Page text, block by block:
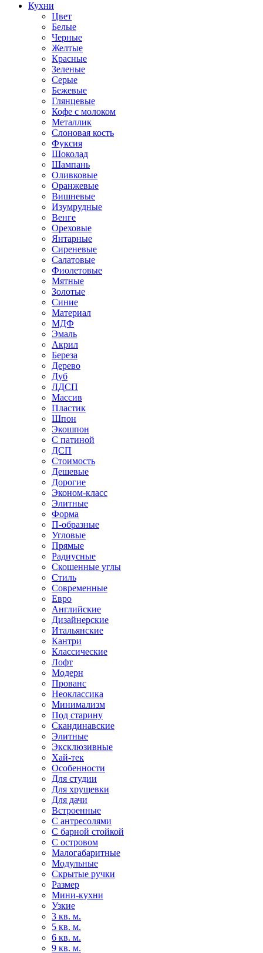
Кухни
Цвет
Белые
Черные
Желтые
Красные
Зеленые
Серые
Бежевые
Глянцевые
Кофе с молоком
Металлик
Слоновая кость
Фуксия
Шоколад
Шампань
Оливковые
Оранжевые
Вишневые
Изумрудные
Венге
Ореховые
Янтарные
Сиреневые
Салатовые
Фиолетовые
Мятные
Золотые
Синие
Материал
МДФ
Эмаль
Акрил
Береза
Дерево
Дуб
ЛДСП
Массив
Пластик
Шпон
Экошпон
С патиной
ДСП
Стоимость
Дешевые
Дорогие
Эконом-класс
Элитные
Форма
П-образные
Угловые
Прямые
Радиусные
Скошенные углы
Стиль
Современные
Евро
Английские
Дизайнерские
Итальянские
Кантри
Классические
Лофт
Модерн
Прованс
Неоклассика
Минимализм
Под старину
Скандинавские
Элитные
Эксклюзивные
Хай-тек
Особенности
Для студии
Для хрущевки
Для дачи
Встроенные
С антресолями
С барной стойкой
С островом
Малогабаритные
Модульные
Скрытые ручки
Размер
Мини-кухни
Узкие
3 кв. м.
5 кв. м.
6 кв. м.
9 кв. м.